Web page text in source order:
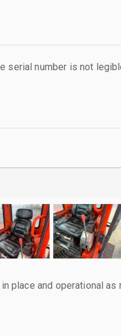
serial number is not
place and operational as